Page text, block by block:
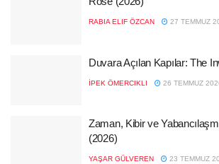
RABIA ELIF ÖZCAN 27 TEMMUZ
Duvara Açılan Kapılar: The
İPEK ÖMERCIKLI 26 TEMMUZ
Zaman, Kibir ve
(2026)
YAŞAR GÜLVEREN 23 TEMMUZ